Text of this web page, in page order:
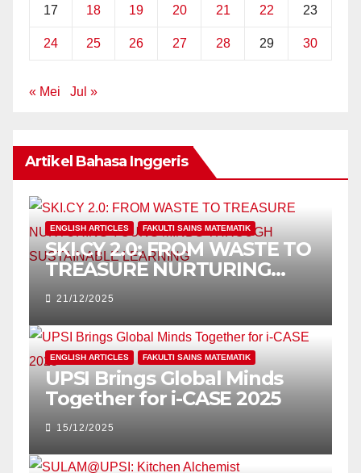
17 18 19 20 21 22 23
24 25 26 27 28 29 30
« Mei Jul »
Artikel Bahasa Inggeris
ENGLISH ARTICLES FAKULTI SAINS MATEMATIK
SKI.CY 2.0: FROM WASTE TO
TREASURE NURTURING
YOUNG MINDS THROUGH
SUSTAINABLE LEARNING
21/12/2025
ENGLISH ARTICLES FAKULTI SAINS MATEMATIK
UPSI Brings Global Minds
Together for i-CASE 2025
15/12/2025